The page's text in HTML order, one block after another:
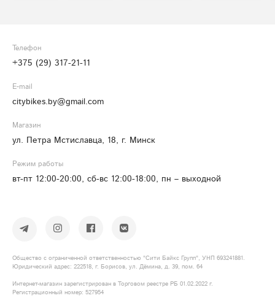
Телефон
+375 (29) 317-21-11
E-mail
citybikes.by@gmail.com
Магазин
ул. Петра Мстиславца, 18, г. Минск
Режим работы
вт-пт 12:00-20:00, сб-вс 12:00-18:00, пн – выходной
Общество с ограниченной ответственностью "Сити Байкс Групп", УНП 693241881.
Юридический адрес: 222518, г. Борисов, ул. Дёмина, д. 39, пом. 64
Интернет-магазин зарегистрирован в Торговом реестре РБ 01.02.2022 г.
Регистрационный номер: 527954